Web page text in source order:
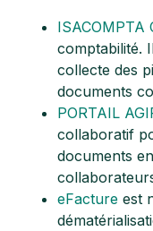
ISACOMPTA
comptabilité.
collecte des
documents
PORTAIL
collaboratif
documents
eFacture est